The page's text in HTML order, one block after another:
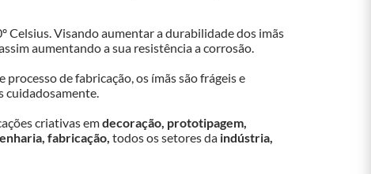
Celsius. Visando aumentar a durabilidade dos imãs
aumentando a sua resistência a corrosão.
de fabricação, os ímãs são frágeis e
cuidadosamente.
criativas em decoração, prototipagem,
fabricação, todos os setores da indústria,